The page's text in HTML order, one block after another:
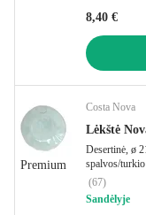
8,40 €
Premium
Costa Nova
Lėkštė
Desertinė, ø
spalvos/
(67)
Sandėlyje